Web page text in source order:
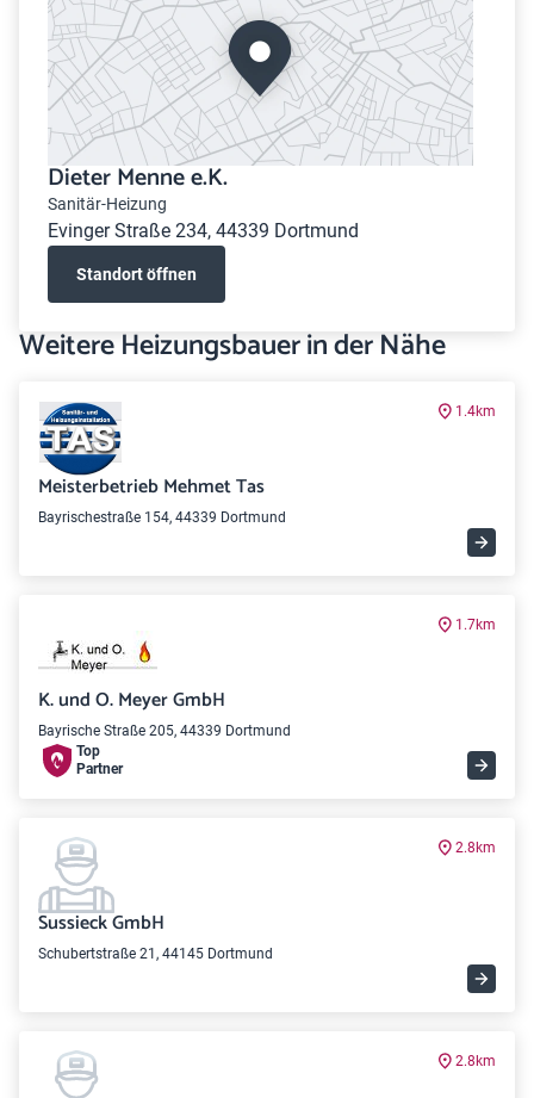
Dieter Menne e.K.
Sanitär-Heizung
Evinger Straße 234, 44339 Dortmund
Standort öffnen
Weitere Heizungsbauer in der Nähe
1.4km
Meisterbetrieb Mehmet Tas
Bayrischestraße 154, 44339 Dortmund
1.7km
K. und O. Meyer GmbH
Bayrische Straße 205, 44339 Dortmund
Top
Partner
2.8km
Sussieck GmbH
Schubertstraße 21, 44145 Dortmund
2.8km